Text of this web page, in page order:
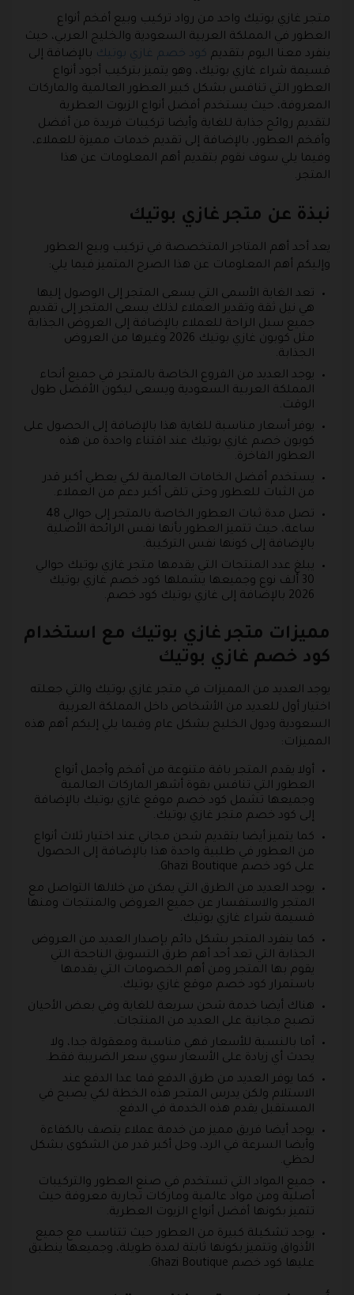
متجر غازي بوتيك واحد من رواد تركيب وبيع أفخم أنواع
العطور في المملكة العربية السعودية والخليج العربي، حيث
ينفرد معنا اليوم بتقديم كود خصم غازي بوتيك بالإضافة إلى
قسيمة شراء غازي بوتيك، وهو يتميز بتركيب أجود أنواع
العطور التي تنافس بشكل كبير العطور العالمية والماركات
المعروفة، حيث يستخدم أفضل أنواع الزيوت العطرية
لتقديم روائح جذابة للغاية وأيضا تركيبات فريدة من أفضل
وأفخم العطور، بالإضافة إلى تقديم خدمات مميزة للعملاء،
وفيما يلي سوف نقوم بتقديم أهم المعلومات عن هذا
المتجر.
نبذة عن متجر غازي بوتيك
يعد أحد أهم المتاجر المتخصصة في تركيب وبيع العطور
وإليكم أهم المعلومات عن هذا الصرح المتميز فيما يلي:
تعد الغاية الأسمى التي يسعى المتجر إلى الوصول إليها
هي نيل ثقة وتقدير العملاء لذلك يسعى المتجر إلى تقديم
جميع سبل الراحة للعملاء بالإضافة إلى العروض الجذابة
مثل كوبون غازي بوتيك 2026 وغيرها من العروض
الجذابة.
يوجد العديد من الفروع الخاصة بالمتجر في جميع أنحاء
المملكة العربية السعودية ويسعى ليكون الأفضل طول
الوقت.
يوفر أسعار مناسبة للغاية هذا بالإضافة إلى الحصول على
كوبون خصم غازي بوتيك عند اقتناء واحدة من هذه
العطور الفاخرة.
يستخدم أفضل الخامات العالمية لكي يعطي أكبر قدر
من الثبات للعطور وحتى تلقى أكبر دعم من العملاء.
تصل مدة ثبات العطور الخاصة بالمتجر إلى حوالي 48
ساعة، حيث تتميز العطور بأنها نفس الرائحة الأصلية
بالإضافة إلى كونها نفس التركيبة.
يبلغ عدد المنتجات التي يقدمها متجر غازي بوتيك حوالي
30 ألف نوع وجميعها يشملها كود خصم غازي بوتيك
2026 بالإضافة إلى غازي بوتيك كود خصم.
مميزات متجر غازي بوتيك مع استخدام
كود خصم غازي بوتيك
يوجد العديد من المميزات في متجر غازي بوتيك والتي جعلته
اختيار أول للعديد من الأشخاص داخل المملكة العربية
السعودية ودول الخليج بشكل عام وفيما يلي إليكم أهم هذه
المميزات:
أولا يقدم المتجر باقة متنوعة من أفخم وأجمل أنواع
العطور التي تنافس بقوة أشهر الماركات العالمية
وجميعها تشمل كود خصم موقع غازي بوتيك بالإضافة
إلى كود خصم متجر غازي بوتيك.
كما يتميز أيضا بتقديم شحن مجاني عند اختيار ثلاث أنواع
من العطور في طلبية واحدة هذا بالإضافة إلى الحصول
على كود خصم Ghazi Boutique.
يوجد العديد من الطرق التي يمكن من خلالها التواصل مع
المتجر والاستفسار عن جميع العروض والمنتجات ومنها
قسيمة شراء غازي بوتيك.
كما ينفرد المتجر بشكل دائم بإصدار العديد من العروض
الجذابة التي تعد أحد أهم طرق التسويق الناجحة التي
يقوم بها المتجر ومن أهم الخصومات التي يقدمها
باستمرار كود خصم موقع غازي بوتيك.
هناك أيضا خدمة شحن سريعة للغاية وفي بعض الأحيان
تصبح مجانية على العديد من المنتجات.
أما بالنسبة للأسعار فهي مناسبة ومعقولة جدا، ولا
يحدث أي زيادة على الأسعار سوي سعر الضريبة فقط.
كما يوفر العديد من طرق الدفع فما عدا الدفع عند
الاستلام ولكن يدرس المتجر هذه الخطة لكي يصبح في
المستقبل يقدم هذه الخدمة في الدفع.
يوجد أيضا فريق مميز من خدمة عملاء يتصف بالكفاءة
وأيضا السرعة في الرد، وحل أكبر قدر من الشكوى بشكل
لحظي.
جميع المواد التي تستخدم في صنع العطور والتركيبات
أصلية ومن مواد عالمية وماركات تجارية معروفة حيث
تتميز بكونها أفضل أنواع الزيوت العطرية.
يوجد تشكيلة كبيرة من العطور حيث تتناسب مع جميع
الأذواق وتتميز بكونها ثابتة لمدة طويلة، وجميعها ينطبق
عليها كود خصم Ghazi Boutique.